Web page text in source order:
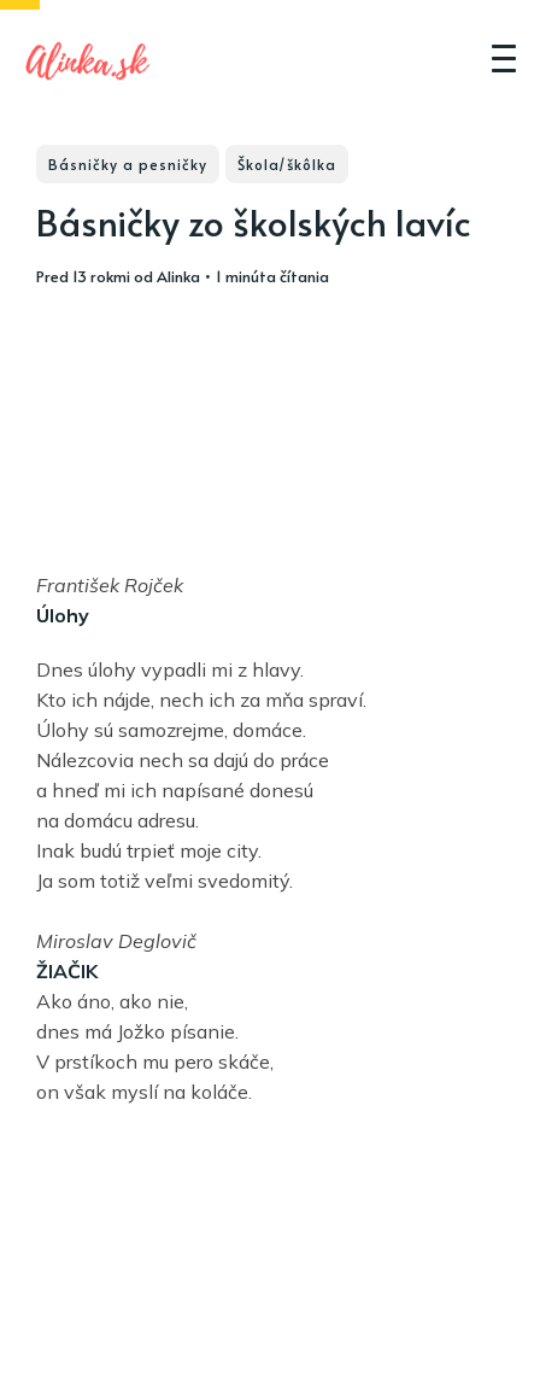
Básničky a pesničky Škola/škôlka
Básničky zo školských lavíc
pred 13 rokmiodAlinka • 1 minúta čítania
František Rojček
Úlohy
Dnes úlohy vypadli mi z hlavy.
Kto ich nájde, nech ich za mňa spraví.
Úlohy sú samozrejme, domáce.
Nálezcovia nech sa dajú do práce
a hneď mi ich napísané donesú
na domácu adresu.
Inak budú trpieť moje city.
Ja som totiž veľmi svedomitý.
Miroslav Deglovič
ŽIAČIK
Ako áno, ako nie,
dnes má Jožko písanie.
V prstíkoch mu pero skáče,
on však myslí na koláče.